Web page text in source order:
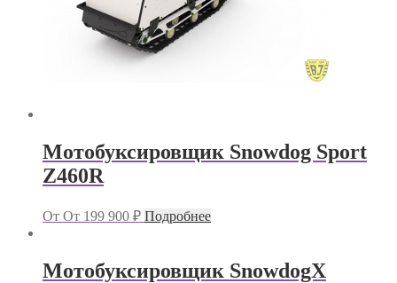
Мотобуксировщик Snowdog Sport
Z460R
От От 199 900 ₽ Подробнее
Мотобуксировщик SnowdogX